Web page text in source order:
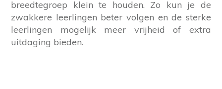
breedtegroep klein te houden. Zo kun je de
zwakkere leerlingen beter volgen en de sterke
leerlingen mogelijk meer vrijheid of extra
uitdaging bieden.